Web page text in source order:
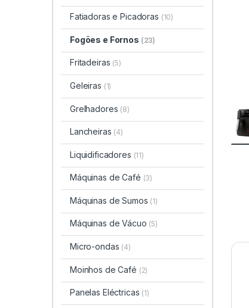
Fatiadoras e Picadoras (10)
Fogões e Fornos (23)
Fritadeiras (5)
Geleiras (1)
Grelhadores (8)
Lancheiras (4)
Liquidificadores (11)
Máquinas de Café (3)
Máquinas de Sumos (1)
Máquinas de Vácuo (5)
Micro-ondas (4)
Moinhos de Café (2)
Panelas Eléctricas (1)